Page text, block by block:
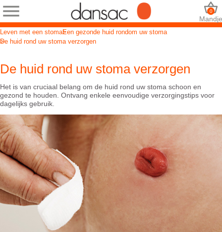
Mandje
0
Leven met een stomaEen gezonde huid rondom uw stoma
De huid rond uw stoma verzorgen
De huid rond uw stoma verzorgen
Het is van cruciaal belang om de huid rond uw stoma schoon en
gezond te houden. Ontvang enkele eenvoudige verzorgingstips voor
dagelijks gebruik.